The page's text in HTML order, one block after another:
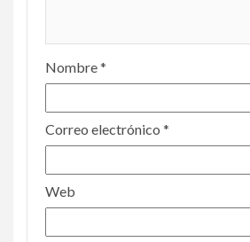
Nombre*
Correo electrónico *
Web